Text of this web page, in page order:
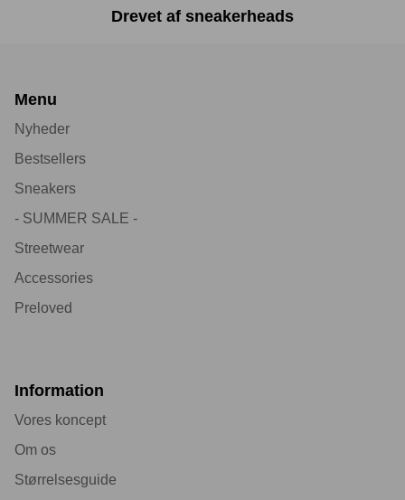
Drevet af sneakerheads
Menu
Nyheder
Bestsellers
Sneakers
- SUMMER SALE -
Streetwear
Accessories
Preloved
Information
Vores koncept
Om os
Størrelsesguide